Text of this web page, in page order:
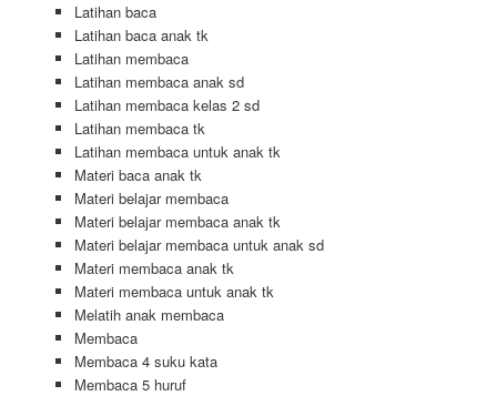
Latihan baca
Latihan baca anak tk
Latihan membaca
Latihan membaca anak sd
Latihan membaca kelas 2 sd
Latihan membaca tk
Latihan membaca untuk anak tk
Materi baca anak tk
Materi belajar membaca
Materi belajar membaca anak tk
Materi belajar membaca untuk anak sd
Materi membaca anak tk
Materi membaca untuk anak tk
Melatih anak membaca
Membaca
Membaca 4 suku kata
Membaca 5 huruf